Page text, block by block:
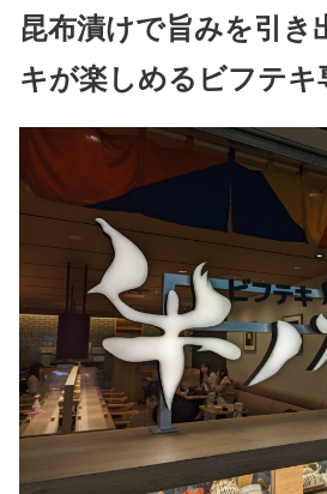
昆布漬けで旨みを引き
キが楽しめるビフテキ